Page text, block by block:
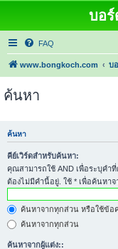
บอ
FAQ
www.bongkoch.com บ
ค้นหา
ค้นหา
คีย์เวิร์ดสำหรับค้นหา:
คุณสามารถใช้ AND เพื่อระบุคำ
ต้องไม่มีคำนี้อยู่. ใช้ * เพื่อค้นหา
ค้นหาจากทุกส่วน หรือใช้ข้อ
ค้นหาจากทุกส่วน
ค้นหาจากผู้แต่ง::